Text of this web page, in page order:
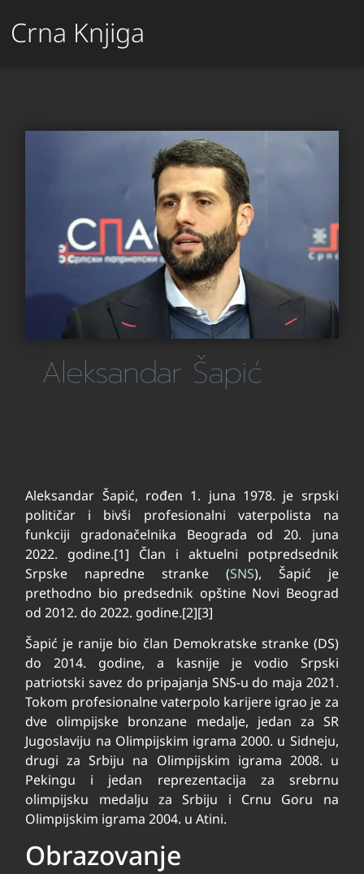
Crna Knjiga
Aleksandar Šapić
Aleksandar Šapić, rođen 1. juna 1978. je srpski
političar i bivši profesionalni vaterpolista na
funkciji gradonačelnika Beograda od 20. juna
2022. godine.[1] Član i aktuelni potpredsednik
Srpske napredne stranke (SNS), Šapić je
prethodno bio predsednik opštine Novi Beograd
od 2012. do 2022. godine.[2][3]
Šapić je ranije bio član Demokratske stranke (DS)
do 2014. godine, a kasnije je vodio Srpski
patriotski savez do pripajanja SNS-u do maja 2021.
Tokom profesionalne vaterpolo karijere igrao je za
dve olimpijske bronzane medalje, jedan za SR
Jugoslaviju na Olimpijskim igrama 2000. u Sidneju,
drugi za Srbiju na Olimpijskim igrama 2008. u
Pekingu i jedan reprezentacija za srebrnu
olimpijsku medalju za Srbiju i Crnu Goru na
Olimpijskim igrama 2004. u Atini.
Obrazovanje